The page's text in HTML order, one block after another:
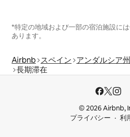
*特定の地域および一部の宿泊施設に
あります。
Airbnb スペイン アンダルシア州
長期滞在
© 2026 Airbnb,
プライバシー
利